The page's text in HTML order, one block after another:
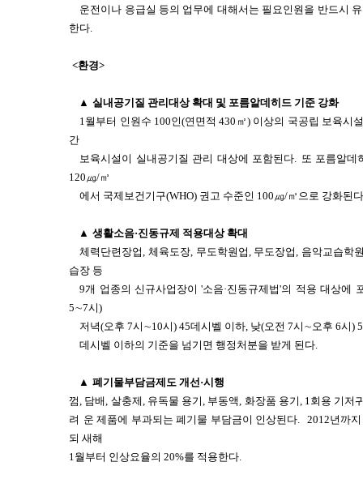
운전이나 응급실 등의 업무에 대해서는 필요인원을 반드시
한다.
<환경>
▲ 실내공기질 관리대상 확대 및 포름알데히드 기준 강화
1월부터 인원수 100인(연면적 430㎡) 이상의 국공립 보육시
간
보육시설이 실내공기질 관리 대상에 포함된다. 또 포름알데
120㎍/㎥
에서 국제보건기구(WHO) 권고 수준인 100㎍/㎥으로 강화된
▲ 생활소음·진동규제 적용대상 확대
체력단련장업, 체육도장, 무도학원업, 무도장업, 음악교습학
습장 등
9개 업종의 신규사업장이 '소음·진동규제법'의 적용 대상에
5∼7시)
저녁(오후 7시∼10시) 45데시벨 이하, 낮(오전 7시∼오후 6시)
데시벨 이하의 기준을 넘기면 행정처분을 받게 된다.
▲ 폐기물부담금제도 개선·시행
껌, 담배, 살충제, 유독물 용기, 부동액, 화장품 용기, 1회용 기저
려 운 제품에 부과되는 폐기물 부담금이 인상된다.
2012년까
되 새해
1월부터 인상요율의 20%를 적용한다.